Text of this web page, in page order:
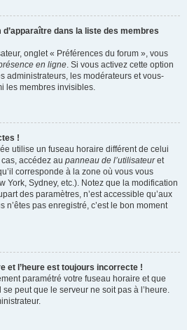
dans la liste des membres
onglet « Préférences du forum », vous
en ligne. Si vous activez cette option
administrateurs, les modérateurs et vous-
les membres invisibles.
!
utilise un fuseau horaire différent de celui
accédez au panneau de l’utilisateuret
corresponde à la zone où vous vous
York, Sydney, etc.). Notez que la modification
des paramètres, n’est accessible qu’aux
n’êtes pas enregistré, c’est le bon moment
et l’heure est toujours incorrecte !
paramétré votre fuseau horaire et que
se peut que le serveur ne soit pas à l’heure.